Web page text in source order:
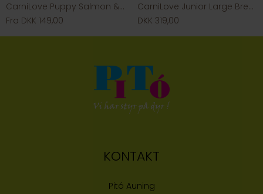
CarniLove Puppy Salmon & Turkey
Fra DKK 149,00
CarniLove Junior Large Breed Salmon & Turkey
DKK 319,00
KONTAKT
Pitó Auning